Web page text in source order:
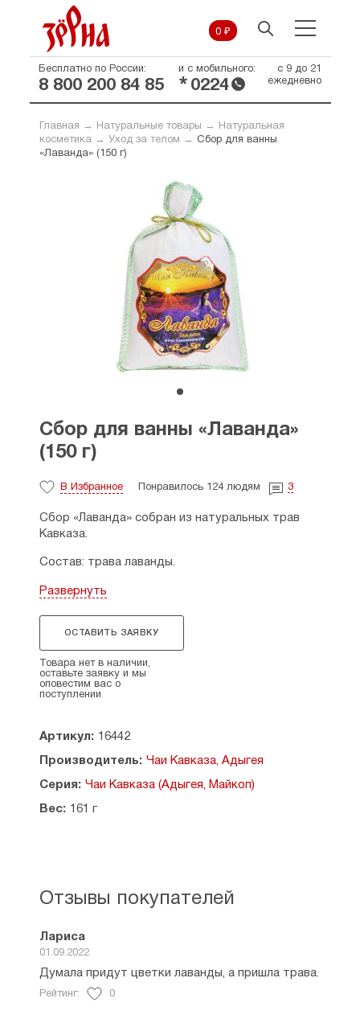
0 ₽
Бесплатно по России:
8 800 200 84 85
и с мобильного:
* 0224
с 9 до 21
ежедневно
Главная → Натуральные товары →
Натуральная
косметика→ Уход за телом → Сбор для ванны
«Лаванда» (150 г)
Сбор для ванны «Лаванда»
(150 г)
В Избранное Понравилось 124 людям 3
Сбор «Лаванда» собран из натуральных трав
Кавказа.
Состав: трава лаванды.
Свойства:успокаивает, помогает при
гипертонии. Лаванда нормализует пищеварение,
иммунитет, стимулирует крово- и
лимфообращение, нормализует менструальный
цикл. Обладает противовоспалительным
Используют при заболеваниях верхних
лаванды помогают при лечении
воспаленных суставов.
Способ применения:
непереносимость и беременность. Перед
применением рекомендуется
Условия хранения: хранить в сухих чистых,
запаха помещениях при температуре не выше
25° С и относительной влажности воздуха
Развернуть
ОСТАВИТЬ ЗАЯВКУ
Товара нет в наличии,
оставьте заявку и мы
оповестим вас о
поступлении
Артикул: 16442
Производитель: Чаи Кавказа, Адыгея
Серия: Чаи Кавказа (Адыгея, Майкоп)
Вес: 161 г
Отзывы покупателей
Лариса
01.09.2022
Думала придут цветки лаванды, а пришла трава.
Рейтинг: 0